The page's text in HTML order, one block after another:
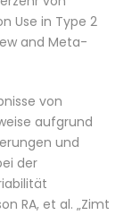
Use in Type 2
and Meta-
von
aufgrund
und
der
RA, et al. „Zimt